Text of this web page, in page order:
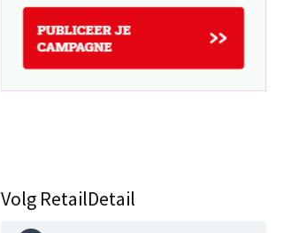
Volg RetailDetail